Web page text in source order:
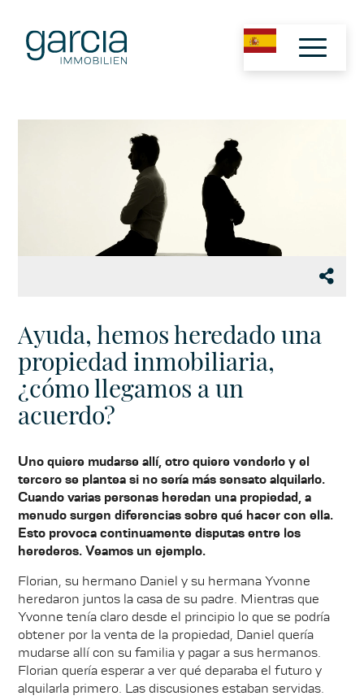
Ayuda, hemos heredado una
propiedad inmobiliaria,
¿cómo llegamos a un
acuerdo?
Uno quiere mudarse allí, otro quiere venderlo y el
tercero se plantea si no sería más sensato alquilarlo.
Cuando varias personas heredan una propiedad, a
menudo surgen diferencias sobre qué hacer con ella.
Esto provoca continuamente disputas entre los
herederos. Veamos un ejemplo.
Florian, su hermano Daniel y su hermana Yvonne
heredaron juntos la casa de su padre. Mientras que
Yvonne tenía claro desde el principio lo que se podría
obtener por la venta de la propiedad, Daniel quería
mudarse allí con su familia y pagar a sus hermanos.
Florian quería esperar a ver qué deparaba el futuro y
alquilarla primero. Las discusiones estaban servidas.